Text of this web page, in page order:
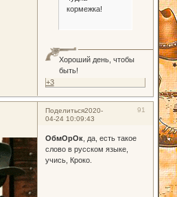
кормежка!
Хороший день, чтобы
быть!
+3
Поделиться 91
2020-
04-24 10:09:43
ОбмОрОк, да, есть такое
слово в русском языке,
учись, Кроко.